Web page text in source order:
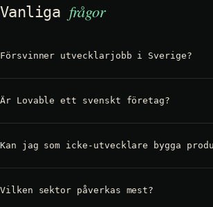
Vanliga frågor
Försvinner utvecklarjobb i Sverige?
Är Lovable ett svenskt företag?
Kan jag som icke-utvecklare bygga
Vilken sektor påverkas mest?